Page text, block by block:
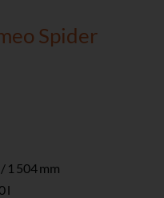
Spider
1 504 mm
l